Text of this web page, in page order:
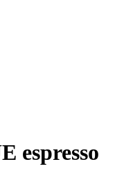
espresso